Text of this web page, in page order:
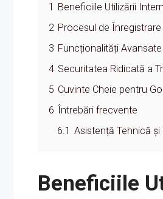
1 Beneficiile Utilizării
2 Procesul de
3 Funcționalități
4 Securitatea Ridicată a
5 Cuvinte Cheie pentru
6 Întrebări frecvente
6.1 Asistență Tehnică
Beneficiile